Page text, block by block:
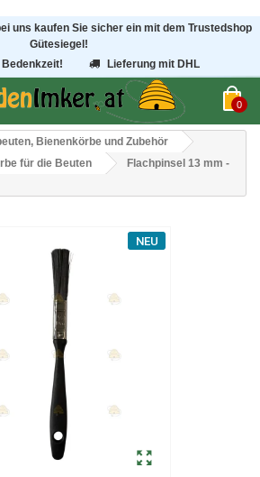
uns kaufen Sie sicher ein mit dem Trustedshop
Gütesiegel!
Bedenkzeit!
Lieferung mit DHL
0
Bienenkörbe und Zubehör
für die Beuten
Flachpinsel 13 mm -
NEU